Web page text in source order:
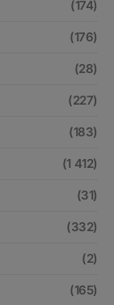
(174)
(176)
(28)
(227)
(183)
(1 412)
(31)
(332)
(2)
(165)